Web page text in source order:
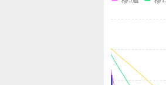
定